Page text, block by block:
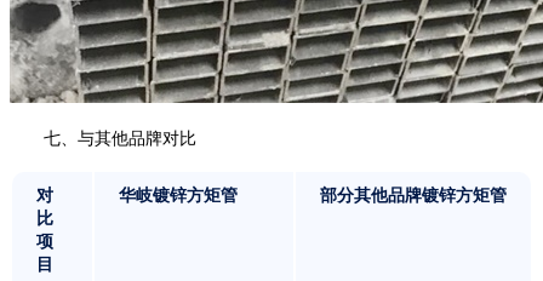
七、与其他品牌对比
对
比
项
目
华岐镀锌方矩管 部分其他品牌镀锌方矩管